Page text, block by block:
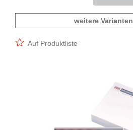
weitere Varianten
Auf Produktliste